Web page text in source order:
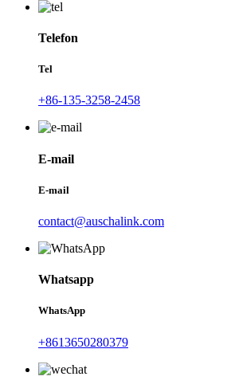
Telefon
Tel
+86-135-3258-2458
E-mail
E-mail
contact@auschalink.com
Whatsapp
WhatsApp
+8613650280379